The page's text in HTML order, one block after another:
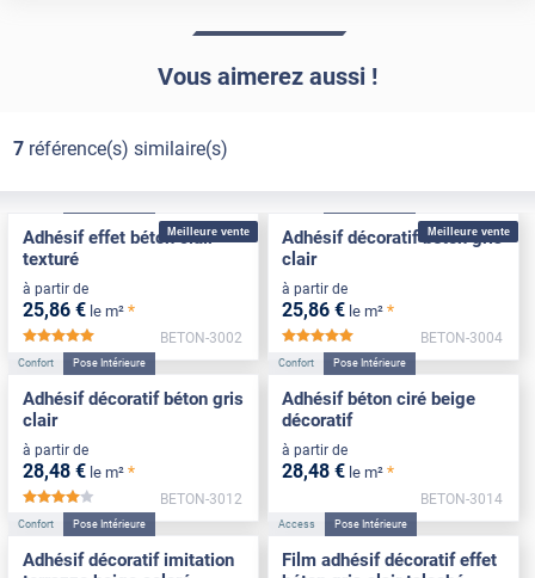
Vous aimerez aussi !
7référence(s) similaire(s)
Meilleure vente
Adhésif effet béton clair
texturé
à partir de
25,86 € le m² *
BETON-3002
Meilleure vente
Adhésif décoratif béton gris
clair
à partir de
25,86 € le m² *
BETON-3004
Confort Pose Intérieure
Adhésif décoratif béton gris
clair
à partir de
28,48 € le m² *
*****
BETON-3012
Confort Pose Intérieure
Adhésif béton ciré beige
décoratif
à partir de
28,48 € le m² *
BETON-3014
Confort Pose Intérieure
Adhésif décoratif imitation
Access Pose Intérieure
Film adhésif décoratif effet